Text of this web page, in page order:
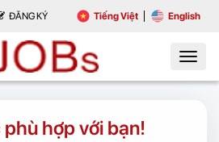
ĐĂNG KÝ Tiếng Việt English
hợp với bạn!